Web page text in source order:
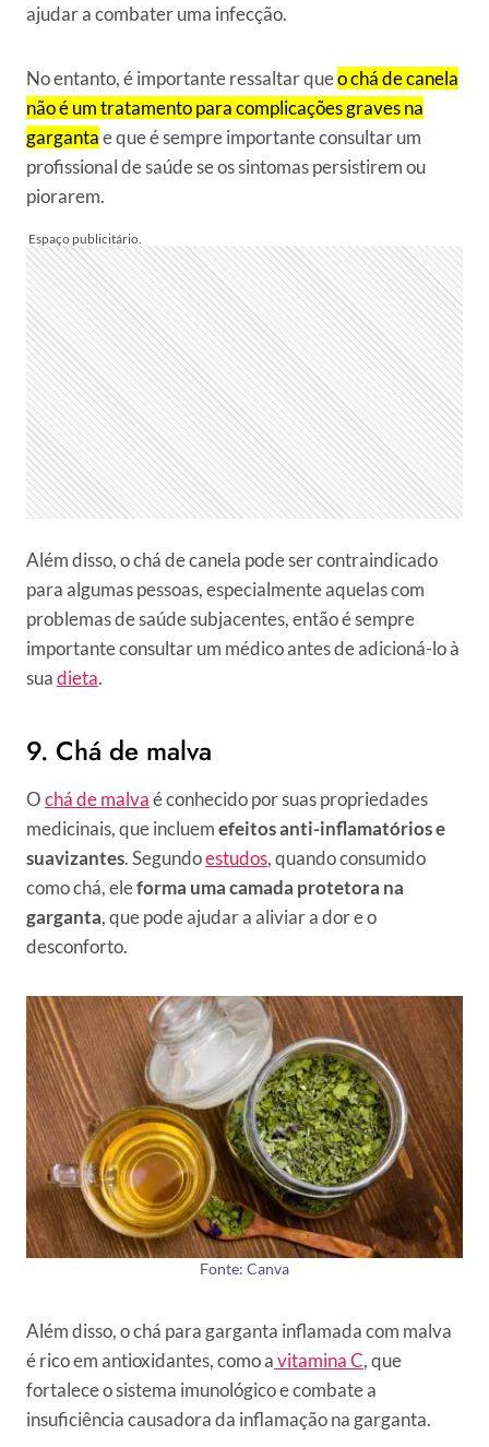
ajudar a combater uma infecção.
No entanto, é importante ressaltar queo chá de canela
não é um tratamento para complicações graves na
gargantae que é sempre importante consultar um
profissional de saúde se os sintomas persistirem ou
piorarem.
Além disso, o chá de canela pode ser contraindicado
para algumas pessoas, especialmente aquelas com
problemas de saúde subjacentes, então é sempre
importante consultar um médico antes de adicioná-lo à
suadieta.
9. Chá de malva
Ochá de malvaé conhecido por suas propriedades
medicinais, que incluemefeitos anti-inflamatórios e
suavizantes. Segundoestudos, quando consumido
como chá, eleforma uma camada protetora na
garganta, que pode ajudar a aliviar a dor e o
desconforto.
Fonte: Canva
Além disso, o chá para garganta inflamada com malva
é rico em antioxidantes, como avitamina C, que
fortalece o sistema imunológico e combate a
insuficiência causadora da inflamação na garganta.